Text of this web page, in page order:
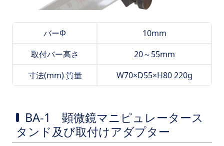
バーΦ
10mm
取付バー高さ
20～55mm
寸法(mm) 質量
W70×D55×H80 220g
BA-1 顕微鏡マニピュレータース
タンド及び取付けアダプター